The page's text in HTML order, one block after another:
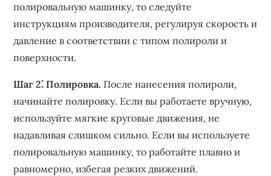
полировальную машинку‚ то следуйте
инструкциям производителя‚ регулируя скорость и
давление в соответствии с типом полироли и
поверхности.
Шаг 2⁚ Полировка. После нанесения полироли‚
начинайте полировку. Если вы работаете вручную‚
используйте мягкие круговые движения‚ не
надавливая слишком сильно. Если вы используете
полировальную машинку‚ то работайте плавно и
равномерно‚ избегая резких движений.